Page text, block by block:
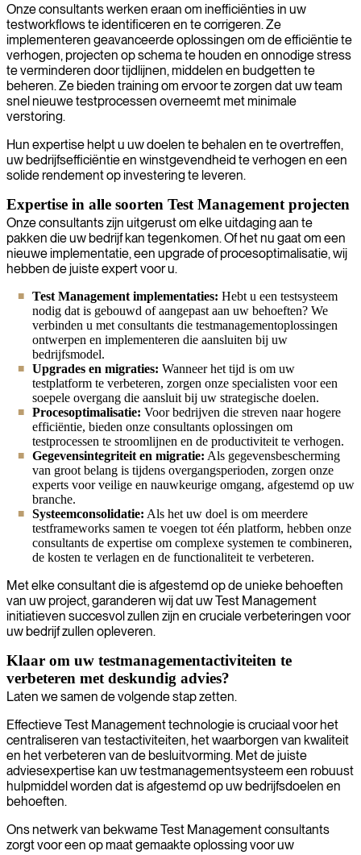
Onze consultants werken eraan om inefficiënties in uw
testworkflows te identificeren en te corrigeren. Ze
implementeren geavanceerde oplossingen om de efficiëntie te
verhogen, projecten op schema te houden en onnodige stress
te verminderen door tijdlijnen, middelen en budgetten te
beheren. Ze bieden training om ervoor te zorgen dat uw team
snel nieuwe testprocessen overneemt met minimale
verstoring.
Hun expertise helpt u uw doelen te behalen en te overtreffen,
uw bedrijfsefficiëntie en winstgevendheid te verhogen en een
solide rendement op investering te leveren.
Expertise in alle soorten Test Management projecten
Onze consultants zijn uitgerust om elke uitdaging aan te
pakken die uw bedrijf kan tegenkomen. Of het nu gaat om een
nieuwe implementatie, een upgrade of procesoptimalisatie, wij
hebben de juiste expert voor u.
Test Management implementaties: Hebt u een testsysteem
nodig dat is gebouwd of aangepast aan uw behoeften? We
verbinden u met consultants die testmanagementoplossingen
ontwerpen en implementeren die aansluiten bij uw
bedrijfsmodel.
Upgrades en migraties: Wanneer het tijd is om uw
testplatform te verbeteren, zorgen onze specialisten voor een
soepele overgang die aansluit bij uw strategische doelen.
Procesoptimalisatie: Voor bedrijven die streven naar hogere
efficiëntie, bieden onze consultants oplossingen om
testprocessen te stroomlijnen en de productiviteit te verhogen.
Gegevensintegriteit en migratie: Als gegevensbescherming
van groot belang is tijdens overgangsperioden, zorgen onze
experts voor veilige en nauwkeurige omgang, afgestemd op uw
branche.
Systeemconsolidatie: Als het uw doel is om meerdere
testframeworks samen te voegen tot één platform, hebben onze
consultants de expertise om complexe systemen te combineren,
de kosten te verlagen en de functionaliteit te verbeteren.
Met elke consultant die is afgestemd op de unieke behoeften
van uw project, garanderen wij dat uw Test Management
initiatieven succesvol zullen zijn en cruciale verbeteringen voor
uw bedrijf zullen opleveren.
Klaar om uw testmanagementactiviteiten te
verbeteren met deskundig advies?
Laten we samen de volgende stap zetten.
Effectieve Test Management technologie is cruciaal voor het
centraliseren van testactiviteiten, het waarborgen van kwaliteit
en het verbeteren van de besluitvorming. Met de juiste
adviesexpertise kan uw testmanagementsysteem een robuust
hulpmiddel worden dat is afgestemd op uw bedrijfsdoelen en
behoeften.
Ons netwerk van bekwame Test Management consultants
zorgt voor een op maat gemaakte oplossing voor uw